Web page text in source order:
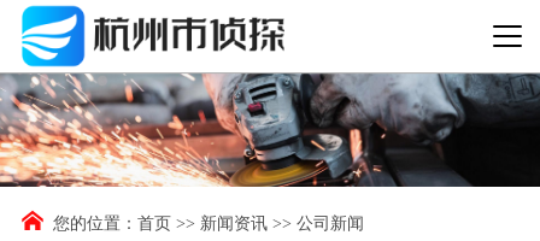
您的位置： 首页 >> 新闻资讯 >> 公司新闻